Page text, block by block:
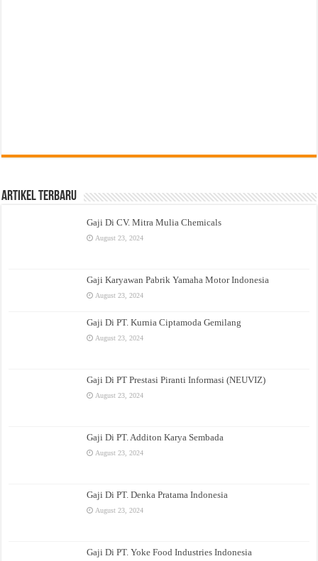
Artikel Terbaru
Gaji Di CV. Mitra Mulia Chemicals
August 23, 2024
Gaji Karyawan Pabrik Yamaha Motor Indonesia
August 23, 2024
Gaji Di PT. Kurnia Ciptamoda Gemilang
August 23, 2024
Gaji Di PT Prestasi Piranti Informasi (NEUVIZ)
August 23, 2024
Gaji Di PT. Additon Karya Sembada
August 23, 2024
Gaji Di PT. Denka Pratama Indonesia
August 23, 2024
Gaji Di PT. Yoke Food Industries Indonesia